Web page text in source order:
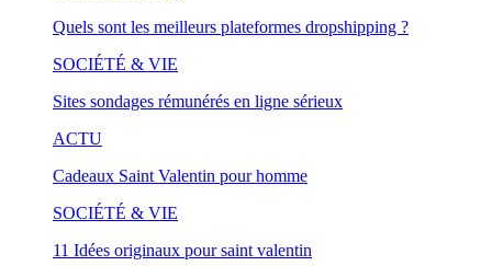
Quels sont les meilleurs plateformes dropshipping ?
SOCIÉTÉ & VIE
Sites sondages rémunérés en ligne sérieux
ACTU
Cadeaux Saint Valentin pour homme
SOCIÉTÉ & VIE
11 Idées originaux pour saint valentin